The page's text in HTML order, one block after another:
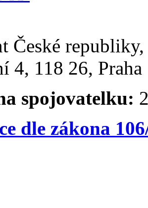
České
4, 118 26,
spojovatelku:
dle zákona